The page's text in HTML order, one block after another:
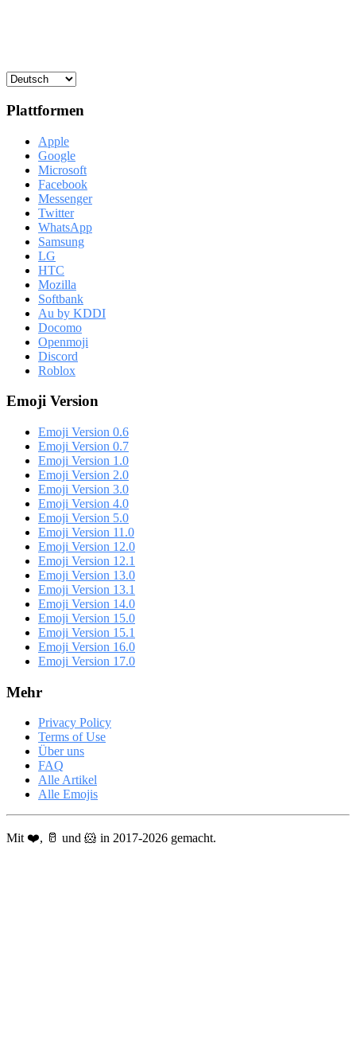
Plattformen
Apple
Google
Microsoft
Facebook
Messenger
Twitter
WhatsApp
Samsung
LG
HTC
Mozilla
Softbank
Au by KDDI
Docomo
Openmoji
Discord
Roblox
Emoji Version
Emoji Version 0.6
Emoji Version 0.7
Emoji Version 1.0
Emoji Version 2.0
Emoji Version 3.0
Emoji Version 4.0
Emoji Version 5.0
Emoji Version 11.0
Emoji Version 12.0
Emoji Version 12.1
Emoji Version 13.0
Emoji Version 13.1
Emoji Version 14.0
Emoji Version 15.0
Emoji Version 15.1
Emoji Version 16.0
Emoji Version 17.0
Mehr
Privacy Policy
Terms of Use
Über uns
FAQ
Alle Artikel
Alle Emojis
Mit ❤️, 🥛 und 🐹 in 2017-2026 gemacht.